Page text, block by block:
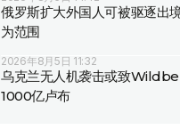
俄罗斯扩大外国人可被驱逐出
为范围
2026年8月5日 11:32
乌克兰无人机袭击或致
1000亿卢布